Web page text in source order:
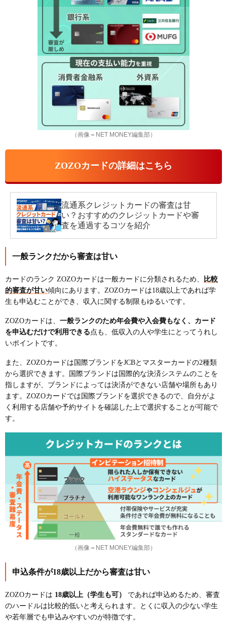
（画像＝NET MONEY編集部）
ZOZOカードの詳細はこちら
流通系クレジットカードの審査は甘
い？おすすめのクレジットカードや審
査を通過するコツを紹介
一般ランクだから審査は甘い
カードのランク ZOZOカードは一般カードに分類されるため、
比較
的審査が甘い傾向にあります。ZOZOカードは18歳以上であれば学
生も申込むことができ、収入に関する制限もゆるいです。
ZOZOカードは、 一般ランクのため年会費や入会費もなく、カード
を申込むだけで利用できる点も、低収入の人や学生にとってうれし
いポイントです。
また、ZOZOカードは国際ブランドをJCBとマスターカードの2種類
から選択できます。国際ブランドは国際的な決済システムのことを
指しますが、ブランドによっては決済ができない店舗や場所もあり
ます。ZOZOカードでは国際ブランドを選択できるので、自分がよ
く利用する店舗や予約サイトを確認した上で選択することが可能で
す。
（画像＝NET MONEY編集部）
申込条件が18歳以上だから審査は甘い
ZOZOカードは 18歳以上（学生も可）
であれば申込めるため、審査
のハードルは比較的低いと考えられます。とくに収入の少ない学生
や若年層でも申込みやすいのが特徴です。